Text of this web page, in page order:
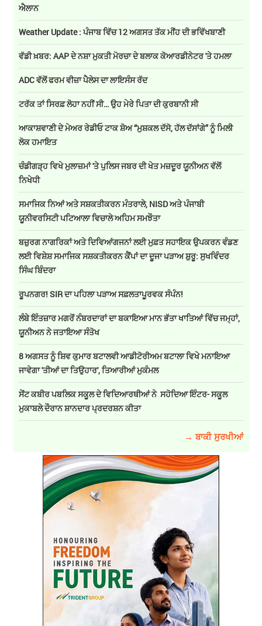
ਐਲਾਨ
Weather Update : ਪੰਜਾਬ ਵਿੱਚ 12 ਅਗਸਤ ਤੱਕ ਮੀਂਹ ਦੀ ਭਵਿੱਖਬਾਣੀ
ਵੱਡੀ ਖ਼ਬਰ: AAP ਦੇ ਨਸ਼ਾ ਮੁਕਤੀ ਮੋਰਚਾ ਦੇ ਬਲਾਕ ਕੋਆਰਡੀਨੇਟਰ 'ਤੇ ਹਮਲਾ
ADC ਵੱਲੋਂ ਫਰਮ ਵੀਜ਼ਾ ਪੈਲੇਸ ਦਾ ਲਾਇਸੰਸ ਰੱਦ
ਟਰੱਕ ਤਾਂ ਸਿਰਫ਼ ਲੋਹਾ ਨਹੀਂ ਸੀ… ਉਹ ਮੇਰੇ ਪਿਤਾ ਦੀ ਕੁਰਬਾਨੀ ਸੀ
ਆਕਾਸ਼ਵਾਣੀ ਦੇ ਮੇਅਰ ਰੇਡੀਓ ਟਾਕ ਸ਼ੋਅ “ਮੁਸ਼ਕਲ ਦੱਸੋ, ਹੱਲ ਦੱਸਾਂਗੇ” ਨੂੰ ਮਿਲੀ
ਲੋਕ ਹਮਾਇਤ
ਚੰਡੀਗੜ੍ਹ ਵਿਖੇ ਮੁਲਾਜ਼ਮਾਂ 'ਤੇ ਪੁਲਿਸ ਜਬਰ ਦੀ ਖੇਤ ਮਜ਼ਦੂਰ ਯੂਨੀਅਨ ਵੱਲੋਂ
ਨਿਖੇਧੀ
ਸਮਾਜਿਕ ਨਿਆਂ ਅਤੇ ਸਸ਼ਕਤੀਕਰਨ ਮੰਤਰਾਲੇ, NISD ਅਤੇ ਪੰਜਾਬੀ
ਯੂਨੀਵਰਸਿਟੀ ਪਟਿਆਲਾ ਵਿਚਾਲੇ ਅਹਿਮ ਸਮਝੌਤਾ
ਬਜ਼ੁਰਗ ਨਾਗਰਿਕਾਂ ਅਤੇ ਦਿਵਿਆਂਗਜਨਾਂ ਲਈ ਮੁਫ਼ਤ ਸਹਾਇਕ ਉਪਕਰਨ ਵੰਡਣ
ਲਈ ਵਿਸ਼ੇਸ਼ ਸਮਾਜਿਕ ਸਸ਼ਕਤੀਕਰਨ ਕੈਂਪਾਂ ਦਾ ਦੂਜਾ ਪੜਾਅ ਸ਼ੁਰੂ: ਸੁਖਵਿੰਦਰ
ਸਿੰਘ ਬਿੰਦਰਾ
ਰੂਪਨਗਰ! SIR ਦਾ ਪਹਿਲਾ ਪੜਾਅ ਸਫ਼ਲਤਾਪੂਰਵਕ ਸੰਪੰਨ!
ਲੰਬੇ ਇੰਤਜ਼ਾਰ ਮਗਰੋਂ ਨੰਬਰਦਾਰਾਂ ਦਾ ਬਕਾਇਆ ਮਾਨ ਭੱਤਾ ਖਾਤਿਆਂ ਵਿੱਚ ਜਮ੍ਹਾਂ,
ਯੂਨੀਅਨ ਨੇ ਜਤਾਇਆ ਸੰਤੋਖ
8 ਅਗਸਤ ਨੂੰ ਸ਼ਿਵ ਕੁਮਾਰ ਬਟਾਲਵੀ ਆਡੀਟੋਰੀਅਮ ਬਟਾਲਾ ਵਿਖੇ ਮਨਾਇਆ
ਜਾਵੇਗਾ 'ਤੀਆਂ ਦਾ ਤਿਉਹਾਰ', ਤਿਆਰੀਆਂ ਮੁਕੰਮਲ
ਸੇਂਟ ਕਬੀਰ ਪਬਲਿਕ ਸਕੂਲ ਦੇ ਵਿਦਿਆਰਥੀਆਂ ਨੇ ਸਹੋਦਿਆ ਇੰਟਰ- ਸਕੂਲ
ਮੁਕਾਬਲੇ ਦੌਰਾਨ ਸ਼ਾਨਦਾਰ ਪ੍ਰਦਰਸ਼ਨ ਕੀਤਾ
→ ਬਾਕੀ ਸੁਰਖੀਆਂ